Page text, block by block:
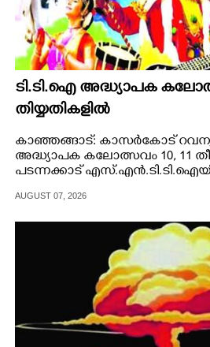
ടി.ടി.ഐ അദ്ധ്യാപക
തിയ്യതികളിൽ
കാഞ്ഞങ്ങാട്: കാസർകോട് റവന്യൂ
അദ്ധ്യാപക കലോത്സവം 10, 11
പടന്നക്കാട്
AUGUST 07, 2026